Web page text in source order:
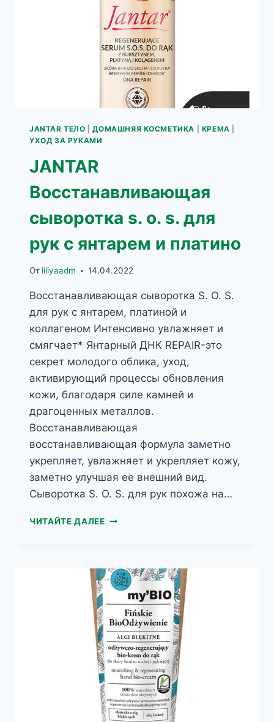
JANTAR ТЕЛО |ДОМАШНЯЯ КОСМЕТИКА КРЕМА
УХОД ЗА РУКАМИ
JANTAR
Восстанавливающая
сыворотка s. o. s. для
рук с янтарем и платино
От liliyaadm 14.04.2022
Восстанавливающая сыворотка S. O. S.
для рук с янтарем, платиной и
коллагеном Интенсивно увлажняет и
смягчает* Янтарный ДНК REPAIR-это
секрет молодого облика, уход,
активирующий процессы обновления
кожи, благодаря силе камней и
драгоценных металлов.
Восстанавливающая
восстанавливающая формула заметно
укрепляет, увлажняет и укрепляет кожу,
заметно улучшая ее внешний вид.
Сыворотка S. O. S. для рук похожа на…
ЧИТАЙТЕ ДАЛЕЕJANTAR
O.
S.
РУК
С
ЯНТАРЕМ
И
ПЛАТИНО